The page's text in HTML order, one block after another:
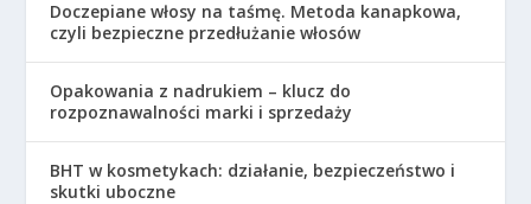
Doczepiane włosy na taśmę. Metoda kanapkowa,
czyli bezpieczne przedłużanie włosów
Opakowania z nadrukiem – klucz do
rozpoznawalności marki i sprzedaży
BHT w kosmetykach: działanie, bezpieczeństwo i
skutki uboczne